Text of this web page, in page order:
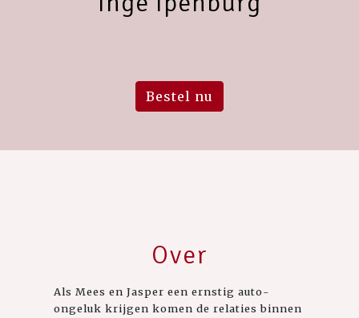
Bestel nu
Over
Als Mees en Jasper een ernstig auto-
ongeluk krijgen komen de relaties binnen